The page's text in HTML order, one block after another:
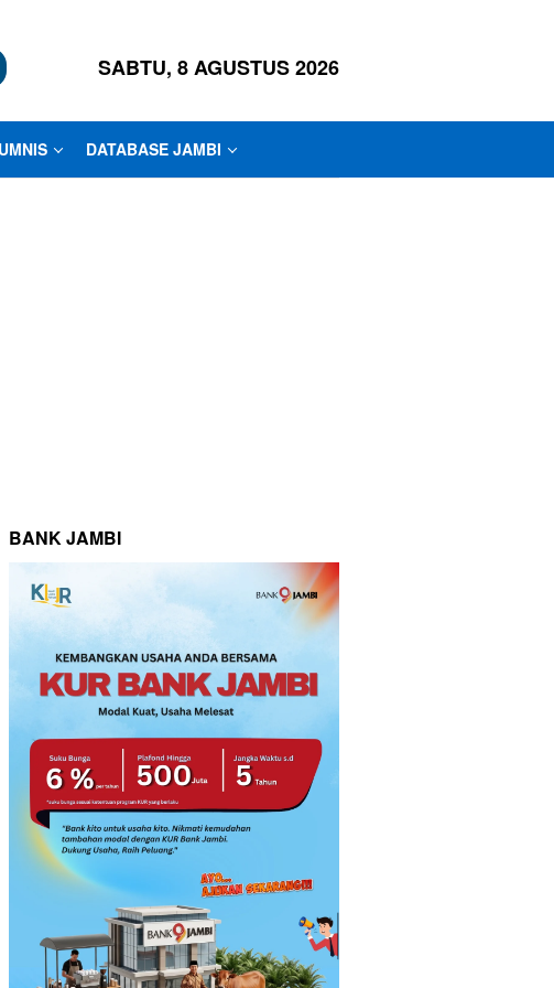
SABTU, 8 AGUSTUS 2026
DATABASE JAMBI
BANK JAMBI